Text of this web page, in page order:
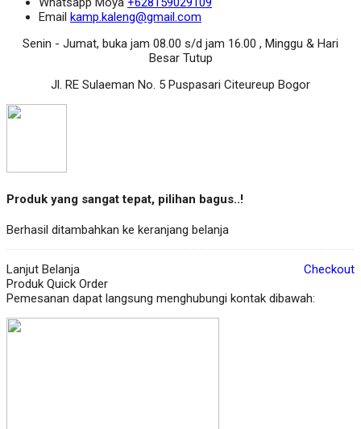
Email kamp.kaleng@gmail.com
Senin - Jumat, buka jam 08.00 s/d jam 16.00 , Minggu & Hari
Besar Tutup
Jl. RE Sulaeman No. 5 Puspasari Citeureup Bogor
Produk yang sangat tepat, pilihan bagus..!
Berhasil ditambahkan ke keranjang belanja
Lanjut Belanja
Checkout
Produk Quick Order
Pemesanan dapat langsung menghubungi kontak dibawah: